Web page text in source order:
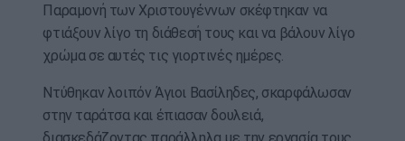
Παραμονή των Χριστουγέννων σκέφτηκαν να
φτιάξουν λίγο τη διάθεσή τους και να βάλουν λίγο
χρώμα σε αυτές τις γιορτινές ημέρες.
Ντύθηκαν λοιπόν Άγιοι Βασίληδες, σκαρφάλωσαν
στην ταράτσα και έπιασαν δουλειά,